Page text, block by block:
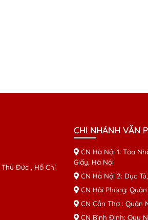
Thủ Đức , Hồ Chí
CHI NHÁNH VĂN
CN Hà Nội 1: Tòa
Giấy, Hà Nội
CN Hà Nội 2: Dục
CN Hải Phòng:
CN Cần Thơ : Quận
CN Bình Định: Quy